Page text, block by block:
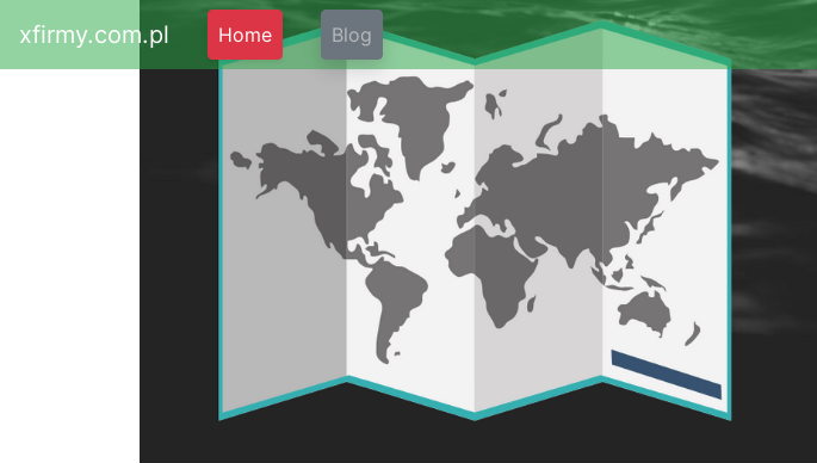
xfirmy.com.pl Home Blog